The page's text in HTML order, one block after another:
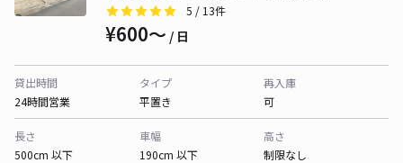
5 / 13件
¥600〜 / 日
貸出時間
24時間営業
タイプ
平置き
再入庫
可
長さ
500cm 以下
車幅
190cm 以下
高さ
制限なし